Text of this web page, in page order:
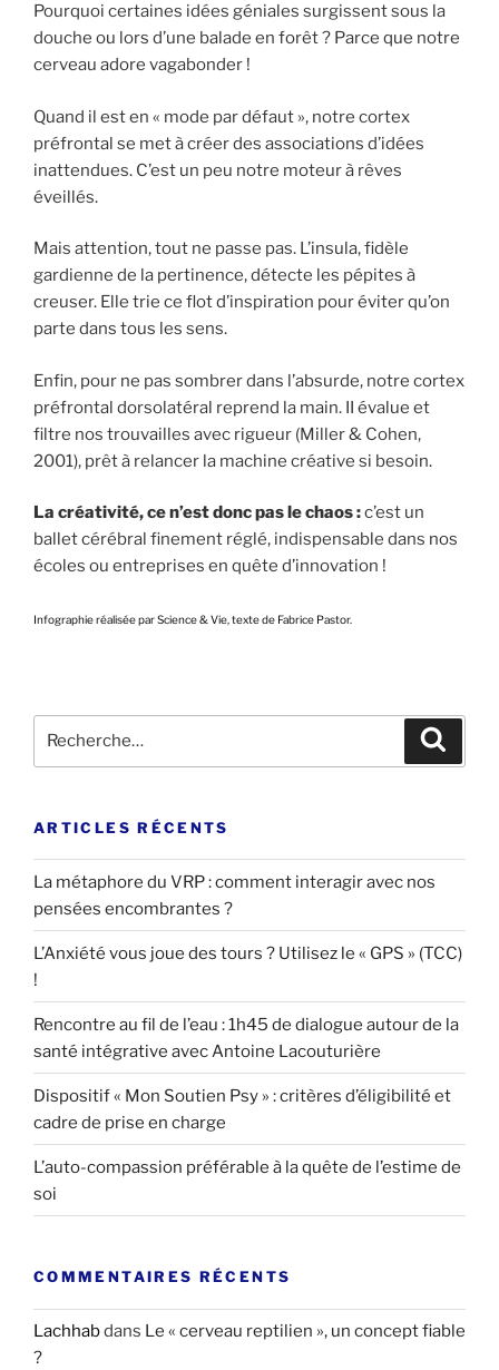
Pourquoi certaines idées géniales surgissent sous la
douche ou lors d’une balade en forêt ? Parce que notre
cerveau adore vagabonder !
Quand il est en « mode par défaut », notre cortex
préfrontal se met à créer des associations d’idées
inattendues. C’est un peu notre moteur à rêves
éveillés.
Mais attention, tout ne passe pas. L’insula, fidèle
gardienne de la pertinence, détecte les pépites à
creuser. Elle trie ce flot d’inspiration pour éviter qu’on
parte dans tous les sens.
Enfin, pour ne pas sombrer dans l’absurde, notre cortex
préfrontal dorsolatéral reprend la main. II évalue et
filtre nos trouvailles avec rigueur (Miller & Cohen,
2001), prêt à relancer la machine créative si besoin.
La créativité, ce n’est donc pas le chaos :c’est un
ballet cérébral finement réglé, indispensable dans nos
écoles ou entreprises en quête d’innovation !
Infographie réalisée par Science & Vie, texte de Fabrice Pastor.
pour
ARTICLES RÉCENTS
La métaphore du VRP : comment interagir avec nos
pensées encombrantes ?
L’Anxiété vous joue des tours ? Utilisez le « GPS » (TCC)
!
Rencontre au fil de l’eau : 1h45 de dialogue autour de la
santé intégrative avec Antoine Lacouturière
Dispositif « Mon Soutien Psy » : critères d’éligibilité et
cadre de prise en charge
L’auto-compassion préférable à la quête de l’estime de
soi
COMMENTAIRES RÉCENTS
Lachhabdans Le « cerveau reptilien », un concept fiable
?